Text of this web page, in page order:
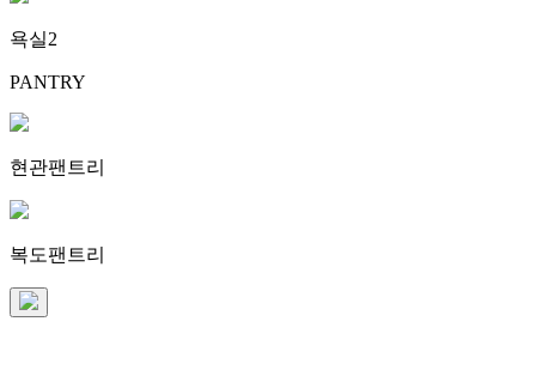
욕실2
PANTRY
현관팬트리
복도팬트리